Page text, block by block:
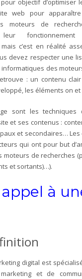
objectif d’optimiser
web pour
moteurs de
fonctionnement
c’est en réalité
devez respecter une
des
: un contenu
les éléments on et
sont les techniques
et ses contenus :
et secondaires…
qui ont pour but
moteurs de recherches
et sortants)…).
à
digital est
et de